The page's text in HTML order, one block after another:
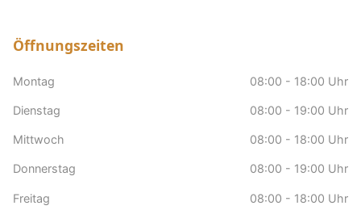
Öffnungszeiten
Montag 08:00 - 18:00 Uhr
Dienstag 08:00 - 19:00 Uhr
Mittwoch 08:00 - 18:00 Uhr
Donnerstag 08:00 - 19:00 Uhr
Freitag 08:00 - 18:00 Uhr